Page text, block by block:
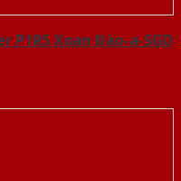
P1R5 Xoan Đào-a-SGD